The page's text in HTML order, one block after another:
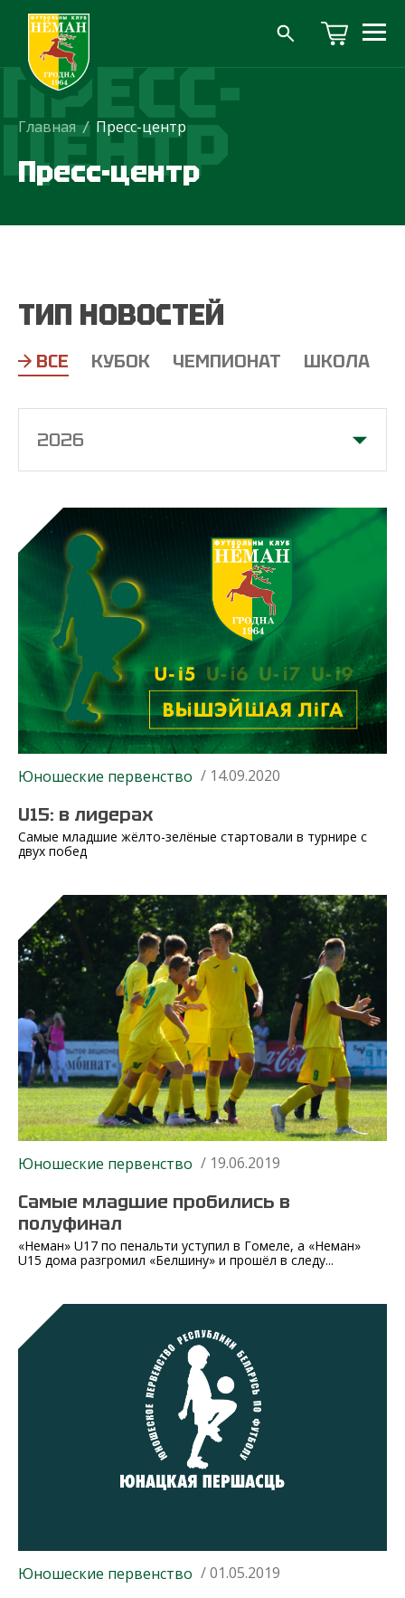
ПРЕСС-
ЦЕНТР
Главная / Пресс-центр
Пресс-центр
2026
ТИП НОВОСТЕЙ
ВСЕ КУБОК ЧЕМПИОНАТ ШКОЛА
Юношеские первенство / 14.09.2020
U15: в лидерах
Самые младшие жёлто-зелёные стартовали в турнире с
двух побед
Юношеские первенство / 19.06.2019
Самые младшие пробились в
полуфинал
«Неман» U17 по пенальти уступил в Гомеле, а «Неман»
U15 дома разгромил «Белшину» и прошёл в следу...
Юношеские первенство / 01.05.2019